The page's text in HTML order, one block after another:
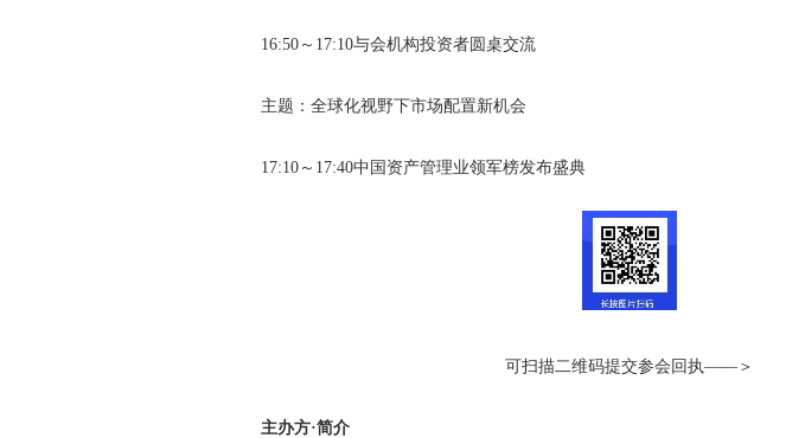
16:50～17:10与会机构投资者圆桌交流
主题：全球化视野下市场配置新机会
17:10～17:40中国资产管理业领军榜发布盛典
可扫描二维码提交参会回执——＞
主办方·简介